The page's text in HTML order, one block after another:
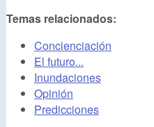
Temas relacionados:
Concienciación
El futuro...
Inundaciones
Opinión
Predicciones